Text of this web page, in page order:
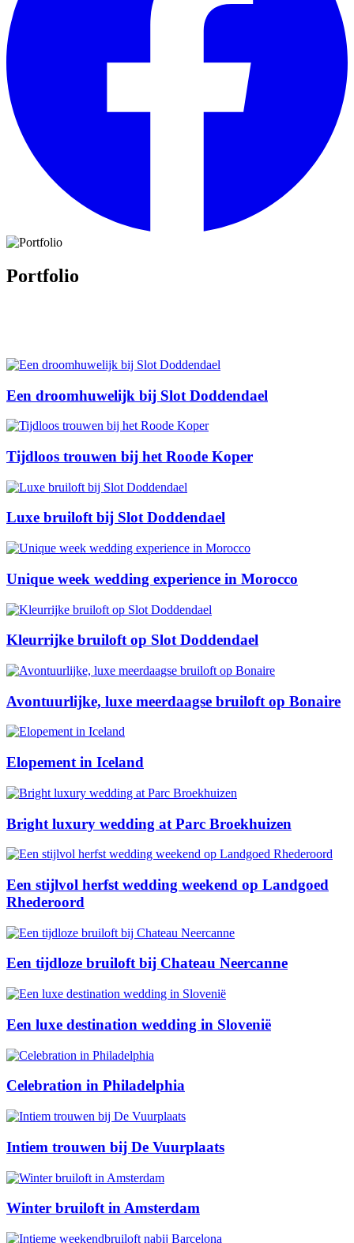
Portfolio
Een droomhuwelijk bij Slot Doddendael
Tijdloos trouwen bij het Roode Koper
Luxe bruiloft bij Slot Doddendael
Unique week wedding experience in Morocco
Kleurrijke bruiloft op Slot Doddendael
Avontuurlijke, luxe meerdaagse bruiloft op Bonaire
Elopement in Iceland
Bright luxury wedding at Parc Broekhuizen
Een stijlvol herfst wedding weekend op Landgoed
Rhederoord
Een tijdloze bruiloft bij Chateau Neercanne
Een luxe destination wedding in Slovenië
Celebration in Philadelphia
Intiem trouwen bij De Vuurplaats
Winter bruiloft in Amsterdam